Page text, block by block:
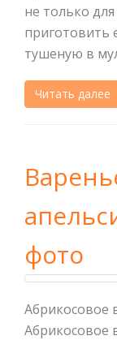
не только
приготовить
тушеную в
Читать далее
фото
Абрикосовое
Абрикосовое